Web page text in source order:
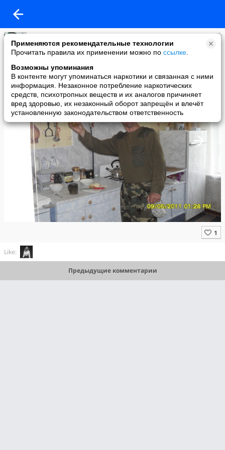
Применяются рекомендательные технологии
Прочитать правила их применении можно по ссылке
Возможны упоминания
В контенте могут упоминаться наркотики и связанная с ними
информация. Незаконное потребление наркотических
средств, психотропных веществ и их аналогов причиняет
вред здоровью, их незаконный оборот запрещён и влечёт
установленную законодательством ответственность
ЮРА БЕЛОБАБА
added a photo
13 May в 11:15
Like:
Предыдущие комментарии